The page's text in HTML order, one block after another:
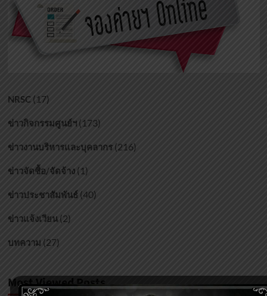
NRSC(17)
ข่าวกิจกรรมศูนย์ฯ(173)
ข่าวงานบริหารและบุคลากร(216)
ข่าวจัดซื้อ/จัดจ้าง(1)
ข่าวประชาสัมพันธ์(40)
ข่าวแจ้งเวียน(2)
บทความ (27)
Most Viewed Posts